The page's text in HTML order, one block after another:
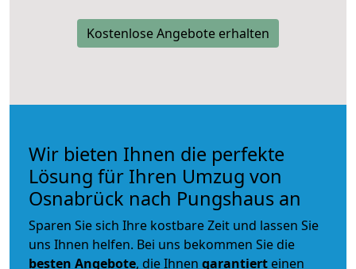
Kostenlose Angebote erhalten
Wir bieten Ihnen die perfekte
Lösung für Ihren Umzug von
Osnabrück nach Pungshaus an
Sparen Sie sich Ihre kostbare Zeit und lassen Sie
uns Ihnen helfen. Bei uns bekommen Sie die
besten Angebote, die Ihnen garantiert einen